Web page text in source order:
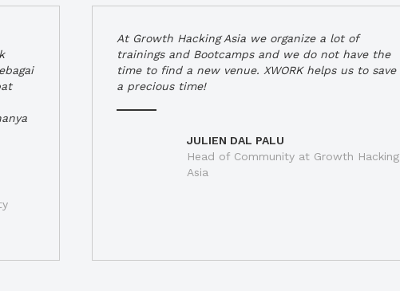
At Growth Hacking Asia we organize a lot of
trainings and Bootcamps and we do not have the
time to find a new venue. XWORK helps us to save
a precious time!
JULIEN DAL PALU
Head of Community at Growth Hacking
Asia